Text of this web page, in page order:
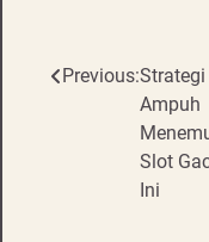
Post
navigation
Previous:Strategi
Ampuh
Slot
Ini